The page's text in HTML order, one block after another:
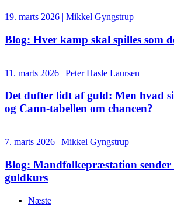
19. marts 2026 | Mikkel Gyngstrup
Blog: Hver kamp skal spilles som
11. marts 2026 | Peter Hasle Laursen
Det dufter lidt af guld: Men hvad
og Cann-tabellen om chancen?
7. marts 2026 | Mikkel Gyngstrup
Blog: Mandfolkepræstation sender
guldkurs
Næste